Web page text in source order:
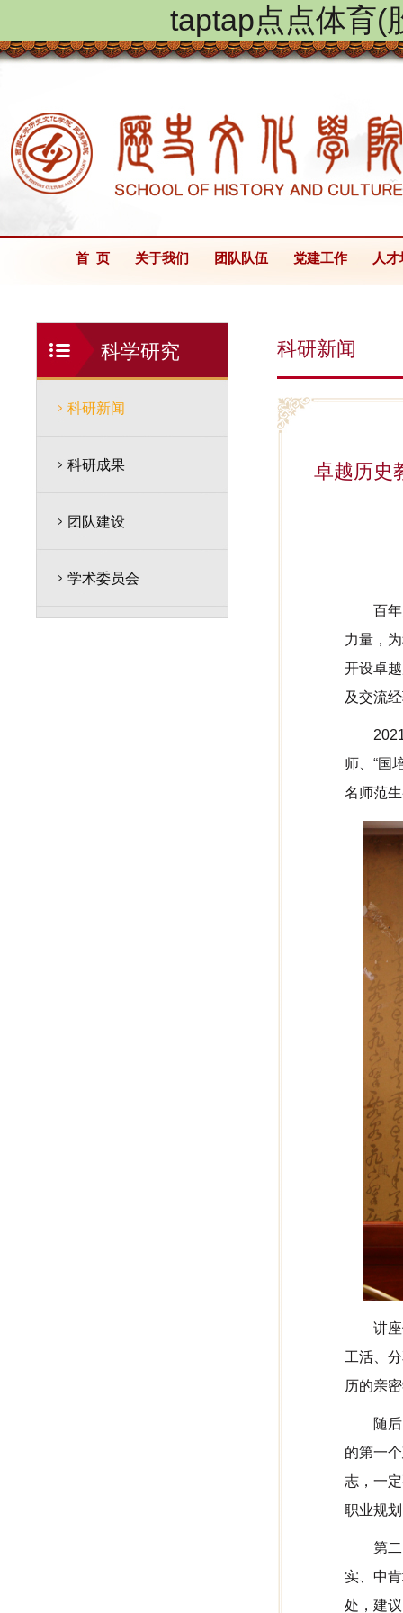
taptap点点体育(
首 页 关于我们 团队队伍 党建工作 人
科学研究
科研新闻
科研成果
团队建设
学术委员会
科研新闻
卓越历史
百
力量，
开设卓
及交流
师、“国
名师范
讲
工活、
历的亲
随
的第一
志，一
职业规
第
实、中
处，建